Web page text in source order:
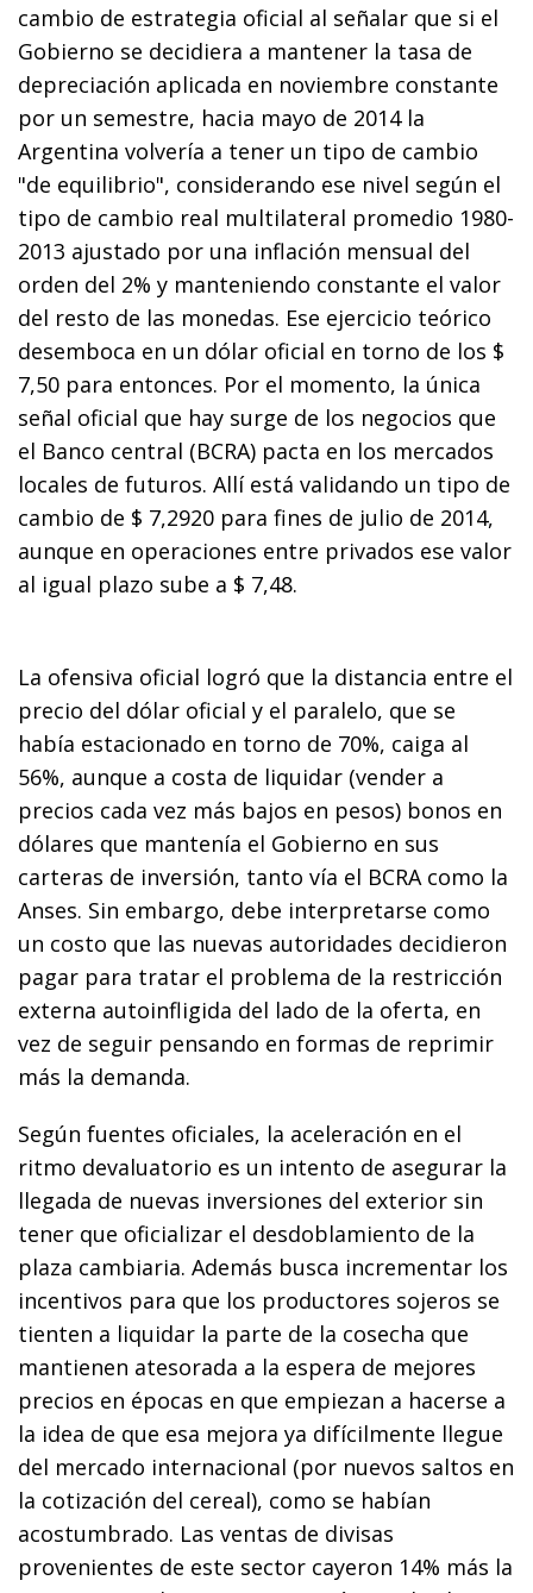
cambio de estrategia oficial al señalar que si el
Gobierno se decidiera a mantener la tasa de
depreciación aplicada en noviembre constante
por un semestre, hacia mayo de 2014 la
Argentina volvería a tener un tipo de cambio
"de equilibrio", considerando ese nivel según el
tipo de cambio real multilateral promedio 1980-
2013 ajustado por una inflación mensual del
orden del 2% y manteniendo constante el valor
del resto de las monedas. Ese ejercicio teórico
desemboca en un dólar oficial en torno de los $
7,50 para entonces. Por el momento, la única
señal oficial que hay surge de los negocios que
el Banco central (BCRA) pacta en los mercados
locales de futuros. Allí está validando un tipo de
cambio de $ 7,2920 para fines de julio de 2014,
aunque en operaciones entre privados ese valor
al igual plazo sube a $ 7,48.
La ofensiva oficial logró que la distancia entre el
precio del dólar oficial y el paralelo, que se
había estacionado en torno de 70%, caiga al
56%, aunque a costa de liquidar (vender a
precios cada vez más bajos en pesos) bonos en
dólares que mantenía el Gobierno en sus
carteras de inversión, tanto vía el BCRA como la
Anses. Sin embargo, debe interpretarse como
un costo que las nuevas autoridades decidieron
pagar para tratar el problema de la restricción
externa autoinfligida del lado de la oferta, en
vez de seguir pensando en formas de reprimir
más la demanda.
Según fuentes oficiales, la aceleración en el
ritmo devaluatorio es un intento de asegurar la
llegada de nuevas inversiones del exterior sin
tener que oficializar el desdoblamiento de la
plaza cambiaria. Además busca incrementar los
incentivos para que los productores sojeros se
tienten a liquidar la parte de la cosecha que
mantienen atesorada a la espera de mejores
precios en épocas en que empiezan a hacerse a
la idea de que esa mejora ya difícilmente llegue
del mercado internacional (por nuevos saltos en
la cotización del cereal), como se habían
acostumbrado. Las ventas de divisas
provenientes de este sector cayeron 14% más la